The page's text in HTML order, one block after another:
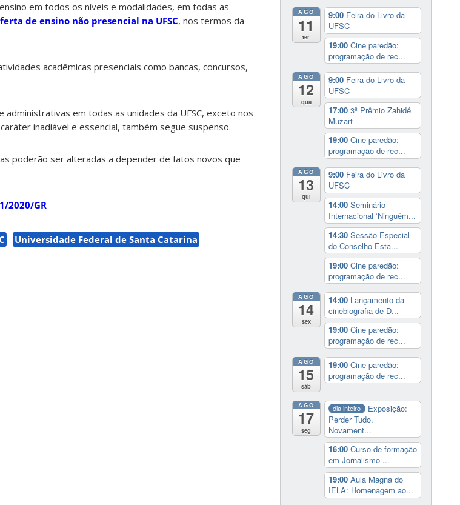
em todos os níveis e modalidades, em todas as
de ensino não presencial na UFSC, nos termos da
acadêmicas presenciais como bancas, concursos,
em todas as unidades da UFSC, exceto nos
inadiável e essencial, também segue suspenso.
poderão ser alteradas a depender de fatos novos que
2020/GR
Universidade Federal de Santa Catarina
AGO
11
ter
9:00 Feira do Livro da
UFSC
19:00 Cine paredão:
programação de rec...
AGO
12
qua
9:00 Feira do Livro da
UFSC
17:00 3º Prêmio Zahidé
Muzart
19:00 Cine paredão:
programação de rec...
AGO
13
qui
9:00 Feira do Livro da
UFSC
14:00 Seminário
Internacional ‘Ninguém...
14:30 Sessão Especial
do Conselho Esta...
19:00 Cine paredão:
programação de rec...
AGO
14
sex
14:00 Lançamento da
cinebiografia de D...
19:00 Cine paredão:
programação de rec...
AGO
15
sáb
19:00 Cine paredão:
programação de rec...
AGO
17
seg
dia inteiro
Exposição:
Perder Tudo.
Novament...
16:00 Curso de formação
em Jornalismo ...
19:00 Aula Magna do
IELA: Homenagem ao...